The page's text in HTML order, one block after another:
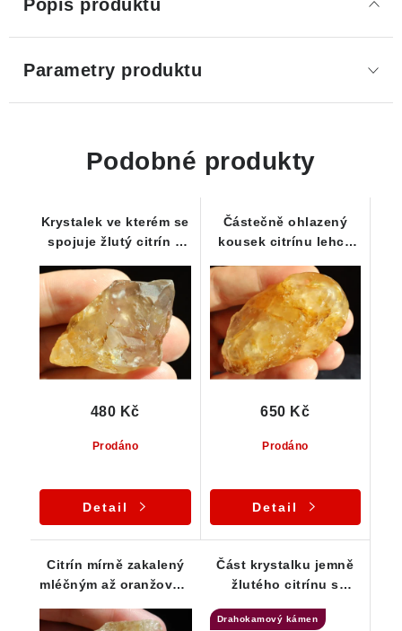
Popis produktu
Parametry produktu
Podobné produkty
Krystalek ve kterém se
spojuje žlutý citrín a
záhněda
Prodáno
480 Kč
Detail
Částečně ohlazený
kousek citrínu lehce
křemenem
Prodáno
650 Kč
Detail
Citrín mírně zakalený
mléčným až oranžovým
Část krystalku jemně
žlutého citrínu s
tóny
Drahokamový kámen